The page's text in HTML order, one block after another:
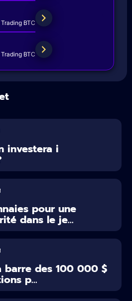
BTC
BTC
investera i
pour une
dans le je...
barre des 100 000 $
p...